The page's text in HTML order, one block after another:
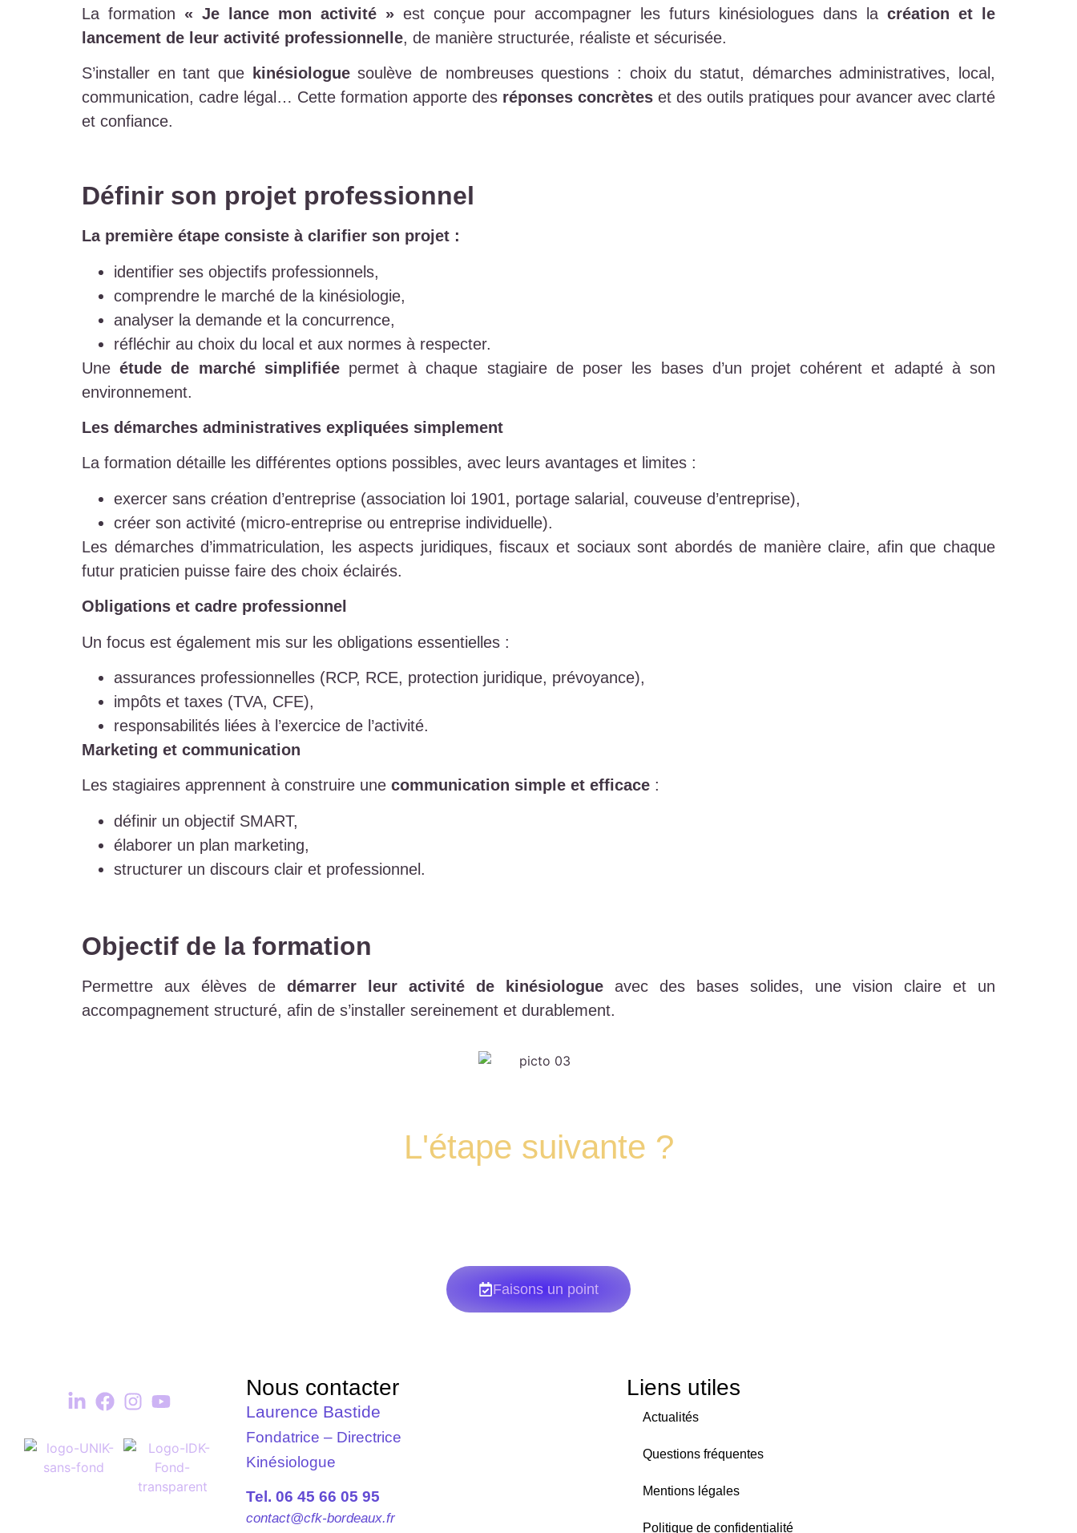
La formation « Je lance mon activité » est conçue pour accompagner les futurs kinésiologues dans la création et le
lancement de leur activité professionnelle, de manière structurée, réaliste et sécurisée.
S’installer en tant que kinésiologuesoulève de nombreuses questions : choix du statut, démarches administratives, local,
communication, cadre légal… Cette formation apporte des réponses concrètes et des outils pratiques pour avancer avec clarté
et confiance.
Définir son projet professionnel
La première étape consiste à clarifier son projet :
identifier ses objectifs professionnels,
comprendre le marché de la kinésiologie,
analyser la demande et la concurrence,
réfléchir au choix du local et aux normes à respecter.
Uneétude de marché simplifiéepermet à chaque stagiaire de poser les bases d’un projet cohérent et adapté à son
environnement.
Les démarches administratives expliquées simplement
La formation détaille les différentes options possibles, avec leurs avantages et limites :
exercer sans création d’entreprise (association loi 1901, portage salarial, couveuse d’entreprise),
créer son activité (micro-entreprise ou entreprise individuelle).
Les démarches d’immatriculation, les aspects juridiques, fiscaux et sociaux sont abordés de manière claire, afin que chaque
futur praticien puisse faire des choix éclairés.
Obligations et cadre professionnel
Un focus est également mis sur les obligations essentielles :
assurances professionnelles (RCP, RCE, protection juridique, prévoyance),
impôts et taxes (TVA, CFE),
responsabilités liées à l’exercice de l’activité.
Marketing et communication
Les stagiaires apprennent à construire une communication simple et efficace :
définir un objectif SMART,
élaborer un plan marketing,
structurer un discours clair et professionnel.
Objectif de la formation
Permettre aux élèves de démarrer leur activité de kinésiologue avec des bases solides, une vision claire et un
accompagnement structuré, afin de s’installer sereinement et durablement.
L'étape suivante ?
Faisons un point
Nous contacter
Laurence Bastide
Fondatrice – Directrice
Kinésiologue
Tel. 06 45 66 05 95
contact@cfk-bordeaux.fr
Liens utiles
Actualités
Questions fréquentes
Mentions légales
Politique de confidentialité